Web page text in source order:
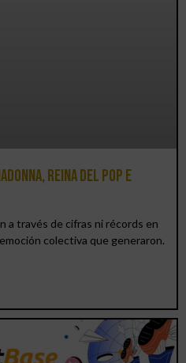
reina del pop e
a través de cifras ni récords en
colectiva que generaron.